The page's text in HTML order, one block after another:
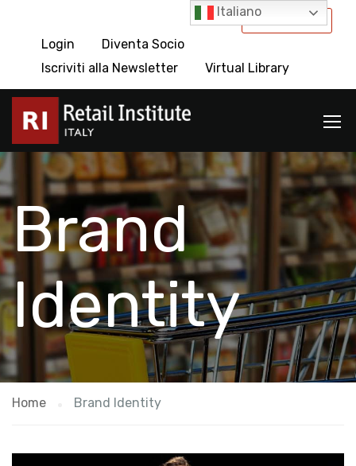
International
Login
Diventa Socio
Iscriviti alla Newsletter
Virtual Library
Brand
Identity
Home Brand Identity
Italiano